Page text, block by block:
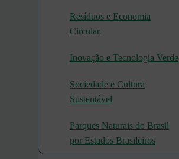
Resíduos e Economia
Circular
Inovação e Tecnologia Verde
Sociedade e Cultura
Sustentável
Parques Naturais do Brasil
por Estados Brasileiros